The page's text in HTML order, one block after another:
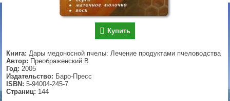
Купить
Книга: Дары медоносной пчелы: Лечение продуктами пчеловодства
Автор: Преображенский В.
Год: 2005
Издательство: Баро-Пресс
ISBN: 5-94004-245-7
Страниц: 144
▼